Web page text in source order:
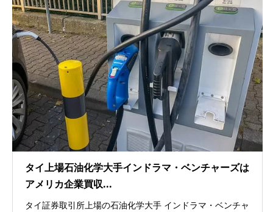
タイ上場石油化学大手インドラマ・ベンチャーズは
アメリカ企業買収...
タイ証券取引所上場の石油化学大手 インドラマ・ベンチャ